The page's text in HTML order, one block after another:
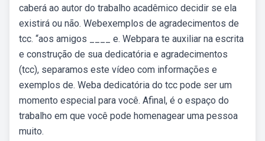
caberá ao autor do trabalho acadêmico decidir se ela
existirá ou não. Webexemplos de agradecimentos de
tcc. “aos amigos ____ e. Webpara te auxiliar na escrita
e construção de sua dedicatória e agradecimentos
(tcc), separamos este vídeo com informações e
exemplos de. Weba dedicatória do tcc pode ser um
momento especial para você. Afinal, é o espaço do
trabalho em que você pode homenagear uma pessoa
muito.